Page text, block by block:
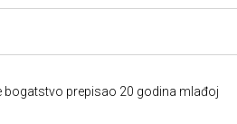
bogatstvo prepisao 20 godina mlađoj